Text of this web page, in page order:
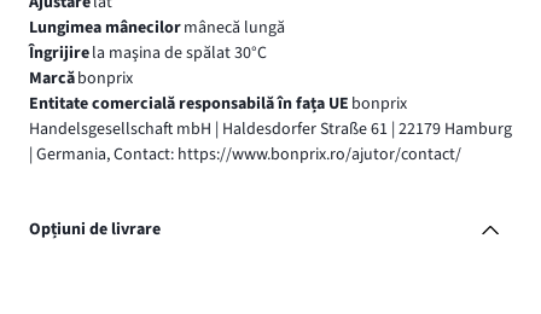
Lungimea mânecilormânecă lungă
Îngrijirela maşina de spălat 30°C
Marcăbonprix
Entitate comercială responsabilă în fața UE bonprix
Handelsgesellschaft mbH | Haldesdorfer Straße 61 | 22179 Hamburg
| Germania, Contact: https://www.bonprix.ro/ajutor/contact/
Opțiuni de livrare